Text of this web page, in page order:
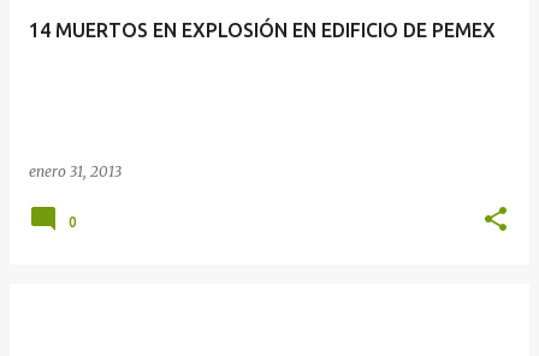
14 MUERTOS EN EXPLOSIÓN EN EDIFICIO DE PEMEX
enero 31, 2013
0